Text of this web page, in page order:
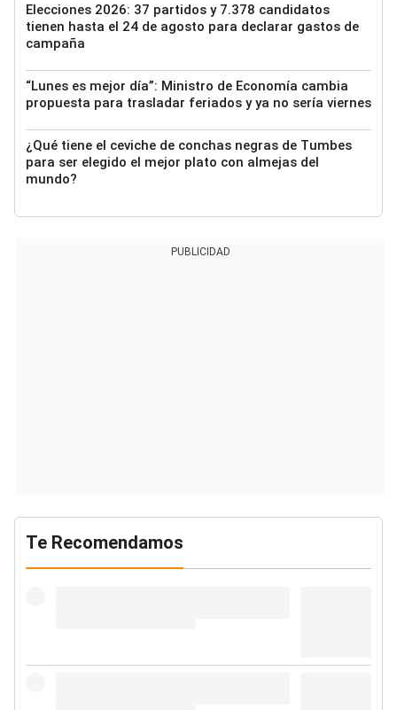
Elecciones 2026: 37 partidos y 7.378 candidatos
tienen hasta el 24 de agosto para declarar gastos de
campaña
“Lunes es mejor día”: Ministro de Economía cambia
propuesta para trasladar feriados y ya no sería viernes
¿Qué tiene el ceviche de conchas negras de Tumbes
para ser elegido el mejor plato con almejas del
mundo?
PUBLICIDAD
Te Recomendamos